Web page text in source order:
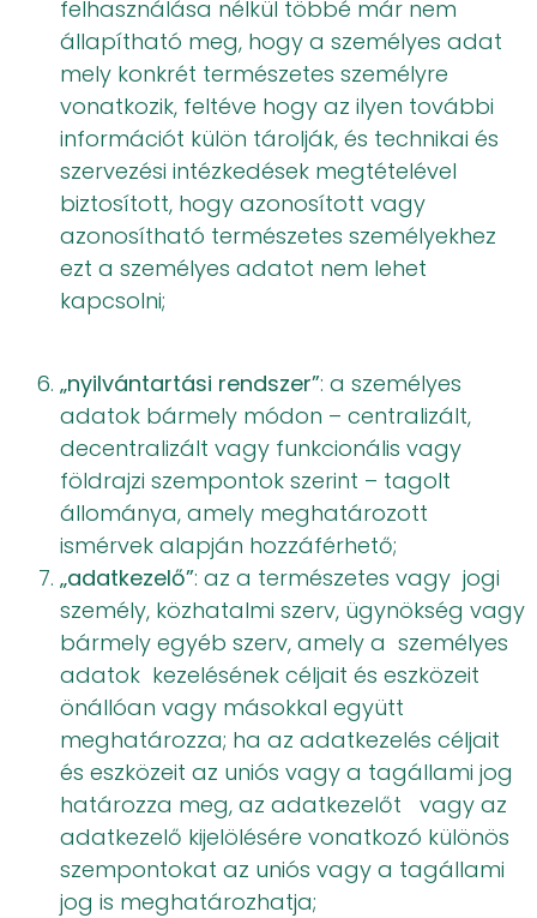
felhasználása nélkül többé már nem
állapítható meg, hogy a személyes adat
mely konkrét természetes személyre
vonatkozik, feltéve hogy az ilyen további
információt külön tárolják, és technikai és
szervezési intézkedések megtételével
biztosított, hogy azonosított vagy
azonosítható természetes személyekhez
ezt a személyes adatot nem lehet
kapcsolni;
„nyilvántartási rendszer”: a személyes
adatok bármely módon – centralizált,
decentralizált vagy funkcionális vagy
földrajzi szempontok szerint – tagolt
állománya, amely meghatározott
ismérvek alapján hozzáférhető;
„adatkezelő”: az a természetes vagy jogi
személy, közhatalmi szerv, ügynökség vagy
bármely egyéb szerv, amely a személyes
adatok kezelésének céljait és eszközeit
önállóan vagy másokkal együtt
meghatározza; ha az adatkezelés céljait
és eszközeit az uniós vagy a tagállami jog
határozza meg, az adatkezelőt vagy az
adatkezelő kijelölésére vonatkozó különös
szempontokat az uniós vagy a tagállami
jog is meghatározhatja;